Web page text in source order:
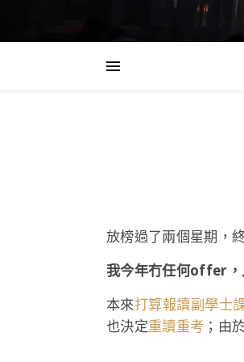
放榜過了兩個星期，
我今年冇任何offer，
本來打算報讀副學士
也決定重讀重考 ；由